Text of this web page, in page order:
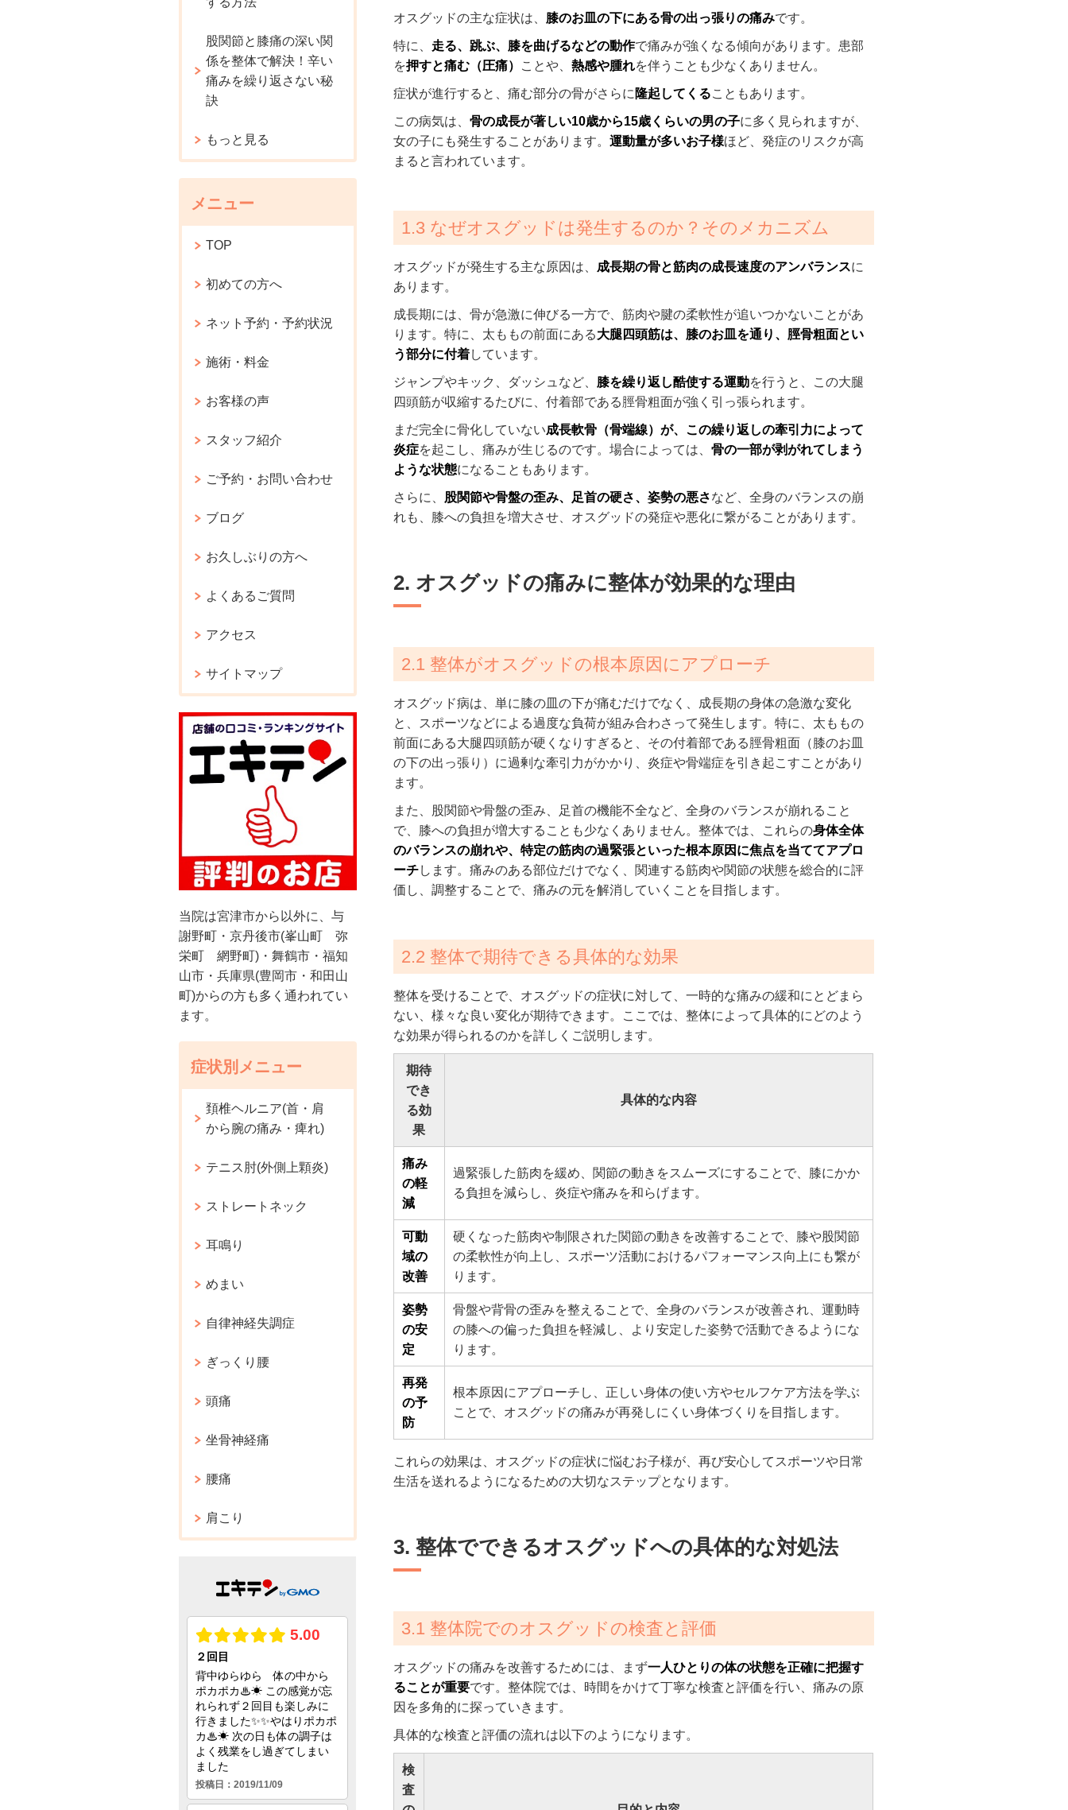
オスグッドの主な症状は、 膝のお皿の下にある骨の出っ張りの痛みです。
特に、 走る、跳ぶ、膝を曲げるなどの動作で痛みが強くなる傾向があります。患部
を押すと痛む（圧痛） ことや、 熱感や腫れを伴うことも少なくありません。
症状が進行すると、痛む部分の骨がさらに 隆起してくることもあります。
この病気は、 骨の成長が著しい10歳から15歳くらいの男の子に多く見られますが、
女の子にも発生することがあります。 運動量が多いお子様ほど、発症のリスクが高
まると言われています。
1.3 なぜオスグッドは発生するのか？そのメカニズム
オスグッドが発生する主な原因は、 成長期の骨と筋肉の成長速度のアンバランスに
あります。
成長期には、骨が急激に伸びる一方で、筋肉や腱の柔軟性が追いつかないことがあ
ります。特に、太ももの前面にある大腿四頭筋は、膝のお皿を通り、脛骨粗面とい
う部分に付着しています。
ジャンプやキック、ダッシュなど、 膝を繰り返し酷使する運動を行うと、この大腿
四頭筋が収縮するたびに、付着部である脛骨粗面が強く引っ張られます。
まだ完全に骨化していない成長軟骨（骨端線）が、この繰り返しの牽引力によって
炎症を起こし、痛みが生じるのです。場合によっては、 骨の一部が剥がれてしまう
ような状態になることもあります。
さらに、 股関節や骨盤の歪み、足首の硬さ、姿勢の悪さなど、全身のバランスの崩
れも、膝への負担を増大させ、オスグッドの発症や悪化に繋がることがあります。
2. オスグッドの痛みに整体が効果的な理由
2.1 整体がオスグッドの根本原因にアプローチ
オスグッド病は、単に膝の皿の下が痛むだけでなく、成長期の身体の急激な変化
と、スポーツなどによる過度な負荷が組み合わさって発生します。特に、太ももの
前面にある大腿四頭筋が硬くなりすぎると、その付着部である脛骨粗面（膝のお皿
の下の出っ張り）に過剰な牽引力がかかり、炎症や骨端症を引き起こすことがあり
ます。
また、股関節や骨盤の歪み、足首の機能不全など、全身のバランスが崩れること
で、膝への負担が増大することも少なくありません。整体では、これらの身体全体
のバランスの崩れや、特定の筋肉の過緊張といった根本原因に焦点を当ててアプロ
ーチします。痛みのある部位だけでなく、関連する筋肉や関節の状態を総合的に評
価し、調整することで、痛みの元を解消していくことを目指します。
2.2 整体で期待できる具体的な効果
整体を受けることで、オスグッドの症状に対して、一時的な痛みの緩和にとどまら
ない、様々な良い変化が期待できます。ここでは、整体によって具体的にどのよう
な効果が得られるのかを詳しくご説明します。
期待
でき
る効
果
具体的な内容
痛み
の軽
減
過緊張した筋肉を緩め、関節の動きをスムーズにすることで、膝にかか
る負担を減らし、炎症や痛みを和らげます。
可動
域の
改善
硬くなった筋肉や制限された関節の動きを改善することで、膝や股関節
の柔軟性が向上し、スポーツ活動におけるパフォーマンス向上にも繋が
ります。
姿勢
の安
定
骨盤や背骨の歪みを整えることで、全身のバランスが改善され、運動時
の膝への偏った負担を軽減し、より安定した姿勢で活動できるようにな
ります。
再発
の予
防
根本原因にアプローチし、正しい身体の使い方やセルフケア方法を学ぶ
ことで、オスグッドの痛みが再発しにくい身体づくりを目指します。
これらの効果は、オスグッドの症状に悩むお子様が、再び安心してスポーツや日常
生活を送れるようになるための大切なステップとなります。
3. 整体でできるオスグッドへの具体的な対処法
3.1 整体院でのオスグッドの検査と評価
オスグッドの痛みを改善するためには、まず一人ひとりの体の状態を正確に把握す
ることが重要です。整体院では、時間をかけて丁寧な検査と評価を行い、痛みの原
因を多角的に探っていきます。
具体的な検査と評価の流れは以下のようになります。
検
査
股関節と膝痛の深い関
係を整体で解決！辛い
痛みを繰り返さない秘
訣
もっと見る
メニュー
TOP
初めての方へ
ネット予約・予約状況
施術・料金
お客様の声
スタッフ紹介
ご予約・お問い合わせ
ブログ
お久しぶりの方へ
よくあるご質問
アクセス
サイトマップ
当院は宮津市から以外に、与
謝野町・京丹後市(峯山町 弥
栄町 網野町)・舞鶴市・福知
山市・兵庫県(豊岡市・和田山
町)からの方も多く通われてい
ます。
症状別メニュー
頚椎ヘルニア(首・肩
から腕の痛み・痺れ)
テニス肘(外側上顆炎)
ストレートネック
耳鳴り
めまい
自律神経失調症
ぎっくり腰
頭痛
坐骨神経痛
腰痛
肩こり